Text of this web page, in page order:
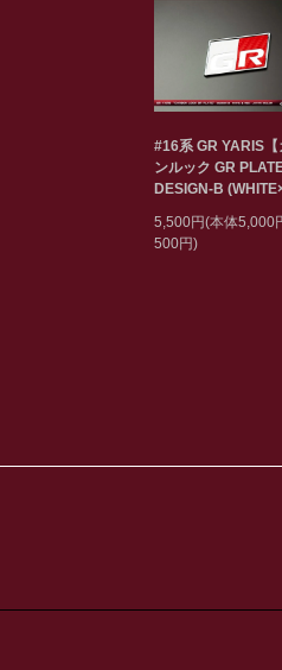
#16系 GR YARIS【
ンルック GR
DESIGN-B
5,500円(本体5,000
500円)